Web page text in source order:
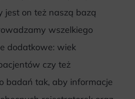
jest on też naszą bazą
wszelkiego
dodatkowe: wiek
czy też
badań tak, aby informacje